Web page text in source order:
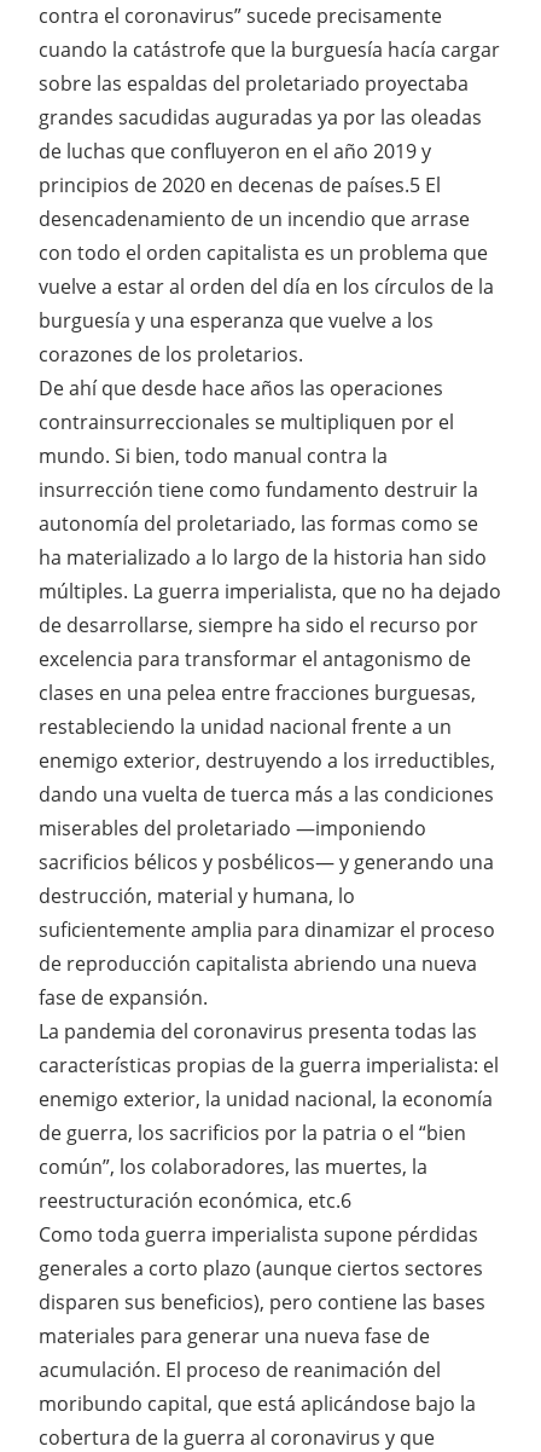
contra el coronavirus” sucede precisamente
cuando la catástrofe que la burguesía hacía cargar
sobre las espaldas del proletariado proyectaba
grandes sacudidas auguradas ya por las oleadas
de luchas que confluyeron en el año 2019 y
principios de 2020 en decenas de países.5 El
desencadenamiento de un incendio que arrase
con todo el orden capitalista es un problema que
vuelve a estar al orden del día en los círculos de la
burguesía y una esperanza que vuelve a los
corazones de los proletarios.
De ahí que desde hace años las operaciones
contrainsurreccionales se multipliquen por el
mundo. Si bien, todo manual contra la
insurrección tiene como fundamento destruir la
autonomía del proletariado, las formas como se
ha materializado a lo largo de la historia han sido
múltiples. La guerra imperialista, que no ha dejado
de desarrollarse, siempre ha sido el recurso por
excelencia para transformar el antagonismo de
clases en una pelea entre fracciones burguesas,
restableciendo la unidad nacional frente a un
enemigo exterior, destruyendo a los irreductibles,
dando una vuelta de tuerca más a las condiciones
miserables del proletariado —imponiendo
sacrificios bélicos y posbélicos— y generando una
destrucción, material y humana, lo
suficientemente amplia para dinamizar el proceso
de reproducción capitalista abriendo una nueva
fase de expansión.
La pandemia del coronavirus presenta todas las
características propias de la guerra imperialista: el
enemigo exterior, la unidad nacional, la economía
de guerra, los sacrificios por la patria o el “bien
común”, los colaboradores, las muertes, la
reestructuración económica, etc.6
Como toda guerra imperialista supone pérdidas
generales a corto plazo (aunque ciertos sectores
disparen sus beneficios), pero contiene las bases
materiales para generar una nueva fase de
acumulación. El proceso de reanimación del
moribundo capital, que está aplicándose bajo la
cobertura de la guerra al coronavirus y que